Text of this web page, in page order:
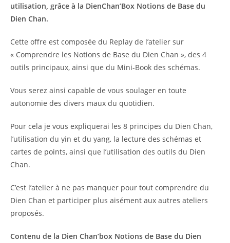
utilisation, grâce à la DienChan’Box Notions de Base du
Dien Chan.
Cette offre est composée du Replay de l’atelier sur
« Comprendre les Notions de Base du Dien Chan », des 4
outils principaux, ainsi que du Mini-Book des schémas.
Vous serez ainsi capable de vous soulager en toute
autonomie des divers maux du quotidien.
Pour cela je vous expliquerai les 8 principes du Dien Chan,
l’utilisation du yin et du yang, la lecture des schémas et
cartes de points, ainsi que l’utilisation des outils du Dien
Chan.
C’est l’atelier à ne pas manquer pour tout comprendre du
Dien Chan et participer plus aisément aux autres ateliers
proposés.
Contenu de la Dien Chan’box Notions de Base du Dien